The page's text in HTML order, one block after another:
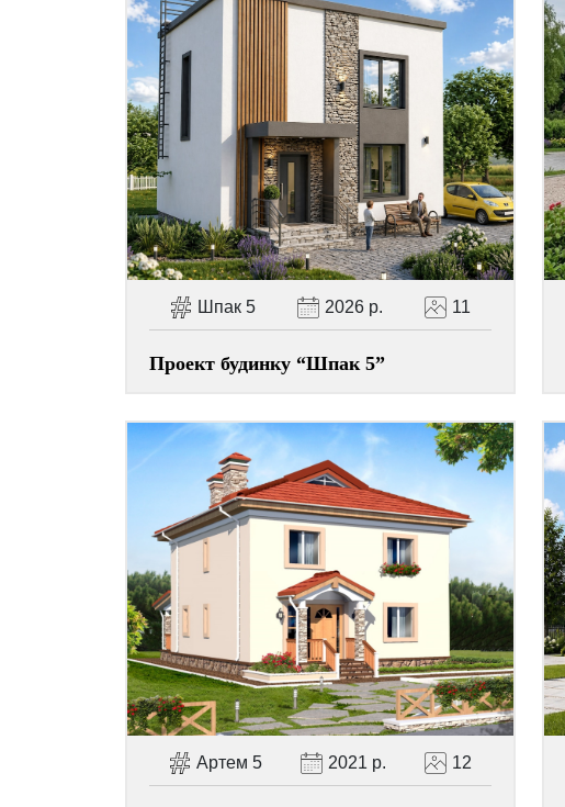
Шпак 5 2026 р. 11
Проект будинку “Шпак 5”
Артем 5 2021 р. 12